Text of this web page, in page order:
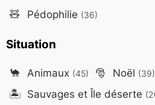
🧸 Pédophilie (36)
Situation
🐪 Animaux (45) 🎅 Noël (39)
🏝️ Sauvages et Île déserte